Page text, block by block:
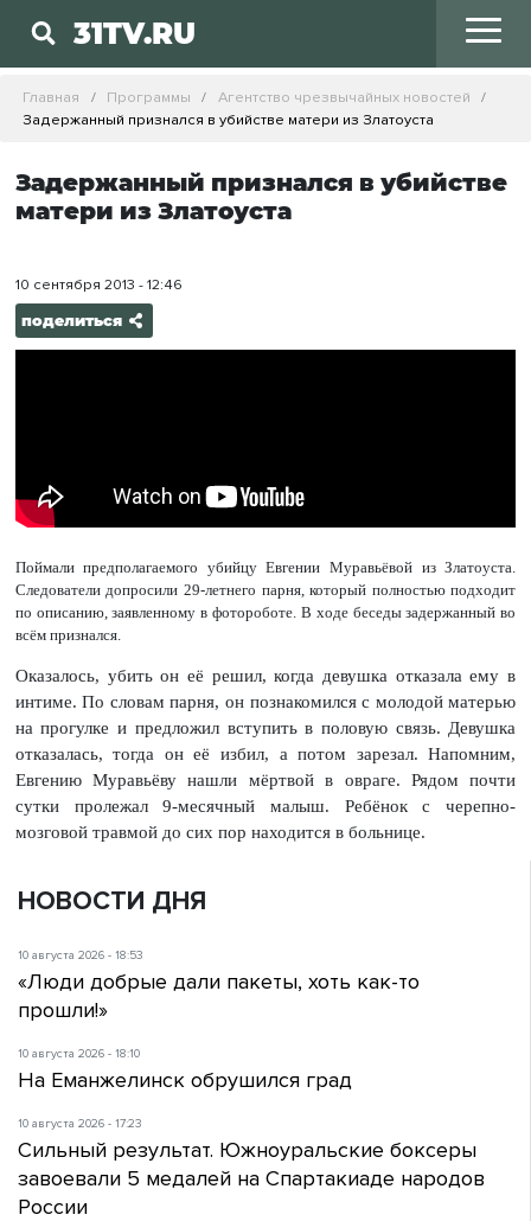
31TV.RU
Главная Программы
Агентство чрезвычайных новостей
Задержанный признался в убийстве матери из Златоуста
Задержанный признался в убийстве
матери из Златоуста
10 сентября 2013 - 12:46
поделиться
Поймали предполагаемого убийцу Евгении Муравьёвой из Златоуста.
Следователи допросили 29-летнего парня, который полностью подходит
по описанию, заявленному в фотороботе. В ходе беседы задержанный во
всём признался.
Оказалось, убить он её решил, когда девушка отказала ему в
интиме. По словам парня, он познакомился с молодой матерью
на прогулке и предложил вступить в половую связь. Девушка
отказалась, тогда он её избил, а потом зарезал. Напомним,
Евгению Муравьёву нашли мёртвой в овраге. Рядом почти
сутки пролежал 9-месячный малыш. Ребёнок с черепно-
мозговой травмой до сих пор находится в больнице.
НОВОСТИ ДНЯ
10 августа 2026 - 18:53
«Люди добрые дали пакеты, хоть как-то
прошли!»
10 августа 2026 - 18:10
На Еманжелинск обрушился град
10 августа 2026 - 17:23
Сильный результат. Южноуральские боксеры
завоевали 5 медалей на Спартакиаде народов
России